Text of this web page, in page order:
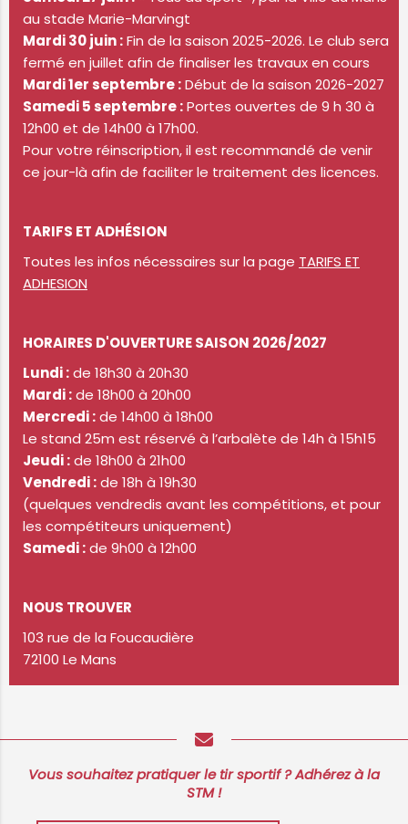
au stade Marie-Marvingt
Mardi 30 juin :Fin de la saison 2025-2026. Le club sera
fermé en juillet afin de finaliser les travaux en cours
Mardi 1er septembre :Début de la saison 2026-2027
Samedi 5 septembre :Portes ouvertes de 9 h 30 à
12h00 et de 14h00 à 17h00.
Pour votre réinscription, il est recommandé de venir
ce jour-là afin de faciliter le traitement des licences.
TARIFS ET ADHÉSION
Toutes les infos nécessaires sur la page TARIFS ET
ADHESION
HORAIRES D'OUVERTURE SAISON 2026/2027
Lundi :de 18h30 à 20h30
Mardi :de 18h00 à 20h00
Mercredi :de 14h00 à 18h00
Le stand 25m est réservé à l’arbalète de 14h à 15h15
Jeudi :de 18h00 à 21h00
Vendredi :de 18h à 19h30
(quelques vendredis avant les compétitions, et pour
les compétiteurs uniquement)
Samedi :de 9h00 à 12h00
NOUS TROUVER
103 rue de la Foucaudière
72100 Le Mans
Vous souhaitez pratiquer le tir sportif ? Adhérez à la
STM !